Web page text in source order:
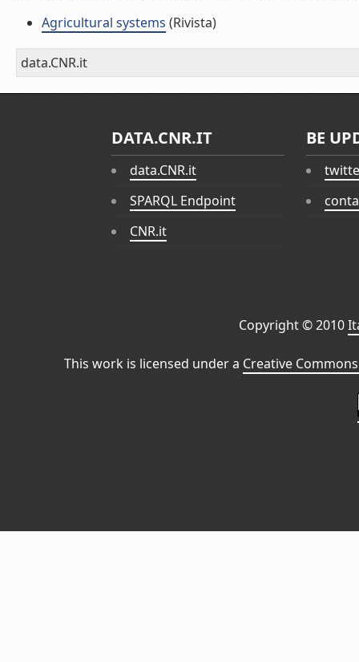
Agricultural systems (Rivista)
data.CNR.it
DATA.CNR.IT
data.CNR.it
SPARQL Endpoint
CNR.it
BE
Copyright © 2010
This work is licensed under a Creative